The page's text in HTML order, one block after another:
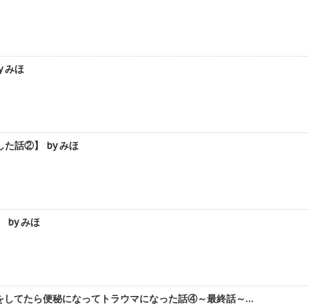
みほ
た話②】 by みほ
by みほ
てたら便秘になってトラウマになった話④～最終話～…